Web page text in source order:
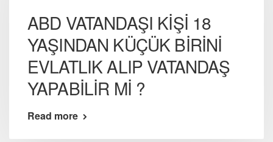
ABD VATANDAŞI KİŞİ 18
YAŞINDAN KÜÇÜK BİRİNİ
EVLATLIK ALIP VATANDAŞ
YAPABİLİR Mİ ?
Read more